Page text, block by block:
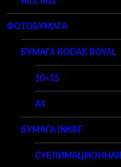
ФОТОБУМАГА
БУМАГА KODAK ROYAL
10×15
A4
БУМАГА INKRF
СУБЛИМАЦИОННАЯ